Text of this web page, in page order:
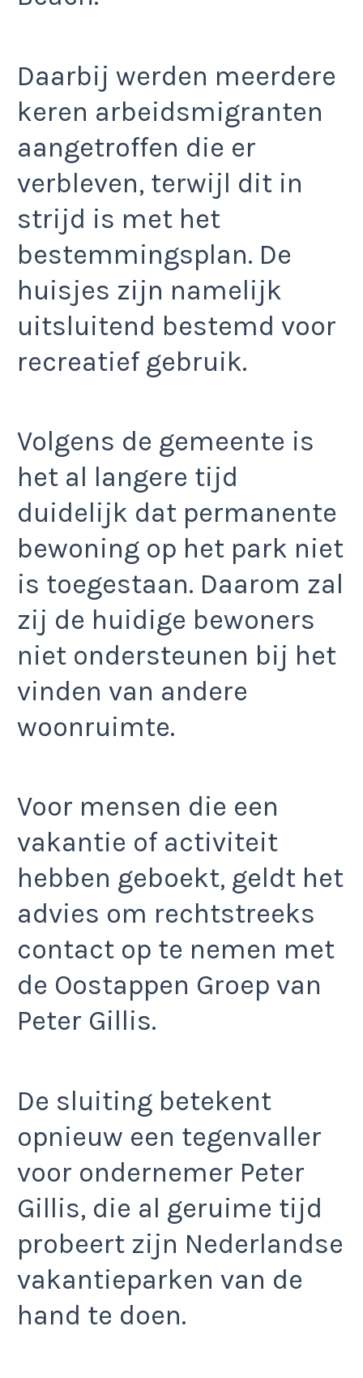
Daarbij werden meerdere
keren arbeidsmigranten
aangetroffen die er
verbleven, terwijl dit in
strijd is met het
bestemmingsplan. De
huisjes zijn namelijk
uitsluitend bestemd voor
recreatief gebruik.
Volgens de gemeente is
het al langere tijd
duidelijk dat permanente
bewoning op het park niet
is toegestaan. Daarom zal
zij de huidige bewoners
niet ondersteunen bij het
vinden van andere
woonruimte.
Voor mensen die een
vakantie of activiteit
hebben geboekt, geldt het
advies om rechtstreeks
contact op te nemen met
de Oostappen Groep van
Peter Gillis.
De sluiting betekent
opnieuw een tegenvaller
voor ondernemer Peter
Gillis, die al geruime tijd
probeert zijn Nederlandse
vakantieparken van de
hand te doen.